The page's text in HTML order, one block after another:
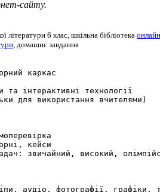
сайту.
літератури 6 клас, шкільна бібліотека онлайн
, домашнє завдання